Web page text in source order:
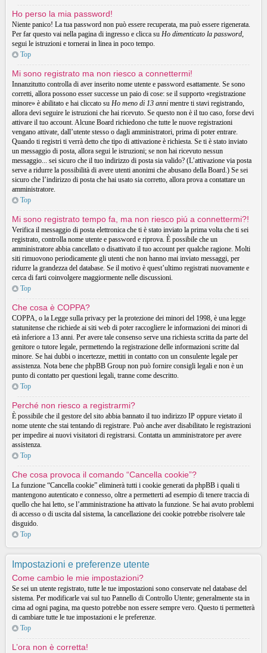
Ho perso la mia password!
Niente panico! La tua password non può essere recuperata, ma può essere rigenerata.
Per far questo vai nella pagina di ingresso e clicca su Ho dimenticato la password,
segui le istruzioni e tornerai in linea in poco tempo.
Top
Mi sono registrato ma non riesco a connettermi!
Innanzitutto controlla di aver inserito nome utente e password esattamente. Se sono
corretti, allora possono esser successe un paio di cose: se il supporto «registrazione
minore» è abilitato e hai cliccato su Ho meno di 13 anni mentre ti stavi registrando,
allora devi seguire le istruzioni che hai ricevuto. Se questo non è il tuo caso, forse devi
attivare il tuo account. Alcune Board richiedono che tutte le nuove registrazioni
vengano attivate, dall’utente stesso o dagli amministratori, prima di poter entrare.
Quando ti registri ti verrà detto che tipo di attivazione è richiesta. Se ti è stato inviato
un messaggio di posta, allora segui le istruzioni; se non hai ricevuto nessun
messaggio... sei sicuro che il tuo indirizzo di posta sia valido? (L’attivazione via posta
serve a ridurre la possibilità di avere utenti anonimi che abusano della Board.) Se sei
sicuro che l’indirizzo di posta che hai usato sia corretto, allora prova a contattare un
amministratore.
Top
Mi sono registrato tempo fa, ma non riesco piú a connettermi?!
Verifica il messaggio di posta elettronica che ti è stato inviato la prima volta che ti sei
registrato, controlla nome utente e password e riprova. È possibile che un
amministratore abbia cancellato o disattivato il tuo account per qualche ragione. Molti
siti rimuovono periodicamente gli utenti che non hanno mai inviato messaggi, per
ridurre la grandezza del database. Se il motivo è quest’ultimo registrati nuovamente e
cerca di farti coinvolgere maggiormente nelle discussioni.
Top
Che cosa è COPPA?
COPPA, o la Legge sulla privacy per la protezione dei minori del 1998, è una legge
statunitense che richiede ai siti web di poter raccogliere le informazioni dei minori di
età inferiore a 13 anni. Per avere tale consenso serve una richiesta scritta da parte del
genitore o tutore legale, permettendo la registrazione delle informazioni scritte dal
minore. Se hai dubbi o incertezze, mettiti in contatto con un consulente legale per
assistenza. Nota bene che phpBB Group non può fornire consigli legali e non è un
punto di contatto per questioni legali, tranne come descritto.
Top
Perché non riesco a registrarmi?
È possibile che il gestore del sito abbia bannato il tuo indirizzo IP oppure vietato il
nome utente che stai tentando di registrare. Può anche aver disabilitato le registrazioni
per impedire ai nuovi visitatori di registrarsi. Contatta un amministratore per avere
assistenza.
Top
Che cosa provoca il comando “Cancella cookie”?
La funzione “Cancella cookie” eliminerà tutti i cookie generati da phpBB i quali ti
mantengono autenticato e connesso, oltre a permetterti ad esempio di tenere traccia di
quello che hai letto, se l’amministrazione ha attivato la funzione. Se hai avuto problemi
di accesso o di uscita dal sistema, la cancellazione dei cookie potrebbe risolvere tale
disguido.
Top
Impostazioni e preferenze utente
Come cambio le mie impostazioni?
Se sei un utente registrato, tutte le tue impostazioni sono conservate nel database del
sistema. Per modificarle vai sul tuo Pannello di Controllo Utente; generalmente sta in
cima ad ogni pagina, ma questo potrebbe non essere sempre vero. Questo ti permetterà
di cambiare tutte le tue impostazioni e le preferenze.
Top
L’ora non è corretta!